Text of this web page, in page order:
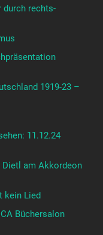
durch rechts-
1919-23 –
11.12.24
am Akkordeon
kein Lied
Büchersalon